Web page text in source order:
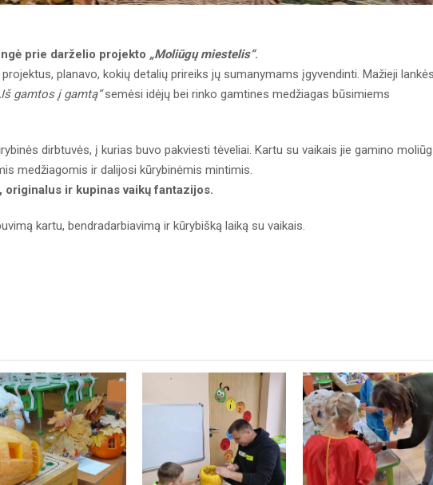
prie darželio projekto „Moliūgų miestelis“.
planavo, kokių detalių prireiks jų sumanymams įgyvendinti. Mažieji
gamtos į gamtą“semėsi idėjų bei rinko gamtines medžiagas būsimiems
dirbtuvės, į kurias buvo pakviesti tėveliai. Kartu su vaikais jie gamino
medžiagomis ir dalijosi kūrybinėmis mintimis.
originalus ir kupinas vaikų fantazijos.
kartu, bendradarbiavimą ir kūrybišką laiką su vaikais.